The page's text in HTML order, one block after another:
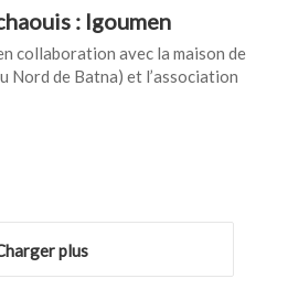
: Igoumen
collaboration avec la maison de
Nord de Batna) et l’association
plus